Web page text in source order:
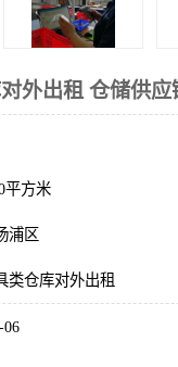
外出租 仓储供应
平方米
浦区
类仓库对外出租
06